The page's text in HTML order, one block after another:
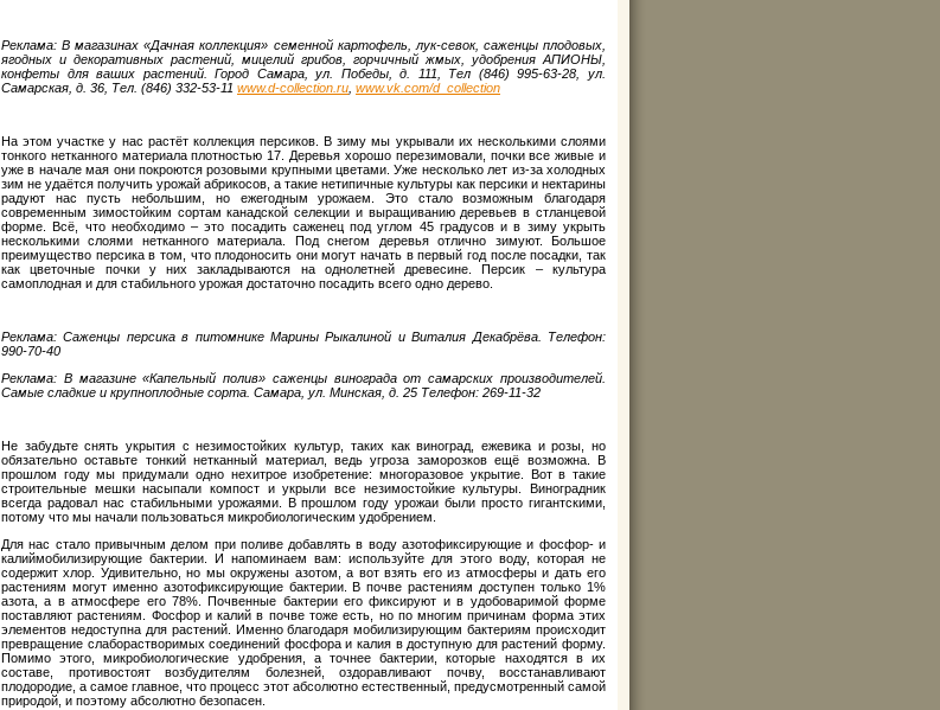
Реклама: В магазинах «Дачная коллекция» семенной картофель, лук-севок, саженцы плодовых,
ягодных и декоративных растений, мицелий грибов, горчичный жмых, удобрения АПИОНЫ,
конфеты для ваших растений. Город Самара, ул. Победы, д. 111, Тел (846) 995-63-28, ул.
Самарская, д. 36, Тел. (846) 332-53-11 www.d-collection. ru www.vk. com/d_ collection
На этом участке у нас растёт коллекция персиков. В зиму мы укрывали их несколькими слоями
тонкого нетканного материала плотностью 17. Деревья хорошо перезимовали, почки все живые и
уже в начале мая они покроются розовыми крупными цветами. Уже несколько лет из-за холодных
зим не удаётся получить урожай абрикосов, а такие нетипичные культуры как персики и нектарины
радуют нас пусть небольшим, но ежегодным урожаем. Это стало возможным благодаря
современным зимостойким сортам канадской селекции и выращиванию деревьев в стланцевой
форме. Всё, что необходимо – это посадить саженец под углом 45 градусов и в зиму укрыть
несколькими слоями нетканного материала. Под снегом деревья отлично зимуют. Большое
преимущество персика в том, что плодоносить они могут начать в первый год после посадки, так
как цветочные почки у них закладываются на однолетней древесине. Персик – культура
самоплодная и для стабильного урожая достаточно посадить всего одно дерево.
Реклама: Саженцы персика в питомнике Марины Рыкалиной и Виталия Декабрёва. Телефон:
990-70-40
Реклама: В магазине «Капельный полив» саженцы винограда от самарских производителей.
Самые сладкие и крупноплодные сорта. Самара, ул. Минская, д. 25 Телефон: 269-11-32
Не забудьте снять укрытия с незимостойких культур, таких как виноград, ежевика и розы, но
обязательно оставьте тонкий нетканный материал, ведь угроза заморозков ещё возможна. В
прошлом году мы придумали одно нехитрое изобретение: многоразовое укрытие. Вот в такие
строительные мешки насыпали компост и укрыли все незимостойкие культуры. Виноградник
всегда радовал нас стабильными урожаями. В прошлом году урожаи были просто гигантскими,
потому что мы начали пользоваться микробиологическим удобрением.
Для нас стало привычным делом при поливе добавлять в воду азотофиксирующие и фосфор- и
калиймобилизирующие бактерии. И напоминаем вам: используйте для этого воду, которая не
содержит хлор. Удивительно, но мы окружены азотом, а вот взять его из атмосферы и дать его
растениям могут именно азотофиксирующие бактерии. В почве растениям доступен только 1%
азота, а в атмосфере его 78%. Почвенные бактерии его фиксируют и в удобоваримой форме
поставляют растениям. Фосфор и калий в почве тоже есть, но по многим причинам форма этих
элементов недоступна для растений. Именно благодаря мобилизирующим бактериям происходит
превращение слаборастворимых соединений фосфора и калия в доступную для растений форму.
Помимо этого, микробиологические удобрения, а точнее бактерии, которые находятся в их
составе, противостоят возбудителям болезней, оздоравливают почву, восстанавливают
плодородие, а самое главное, что процесс этот абсолютно естественный, предусмотренный самой
природой, и поэтому абсолютно безопасен.